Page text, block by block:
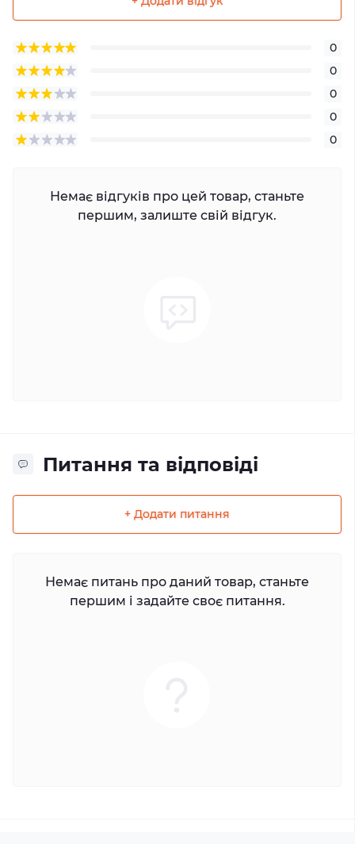
0
0
0
0
0
Немає відгуків про цей товар, станьте
першим, залиште свій відгук.
Питання та відповіді
+ Додати питання
Немає питань про даний товар, станьте
першим і задайте своє питання.